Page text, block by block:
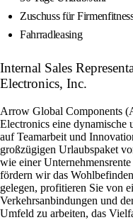
Zuschuss für
Fahrradleasing
Internal Sales
Electronics, Inc.
Arrow Global Components
Electronics eine dynamische
auf Teamarbeit und
großzügigen Urlaubspaket
wie einer
fördern wir das
gelegen, profitieren Sie von
Verkehrsanbindungen und
Umfeld zu arbeiten, das